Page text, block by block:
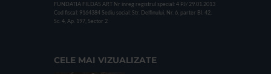
FUNDATIA FILDAS ART Nr inreg registrul special: 4 PJ/ 29.01.2013
Cod fiscal: 9164384 Sediu social: Str. Delfinului, Nr. 6, parter Bl. 42,
Sc. 4, Ap. 197, Sector 2
CELE MAI VIZUALIZATE